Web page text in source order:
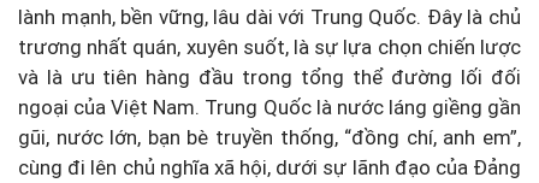
lành mạnh, bền vững, lâu dài với Trung Quốc. Đây là chủ
trương nhất quán, xuyên suốt, là sự lựa chọn chiến lược
và là ưu tiên hàng đầu trong tổng thể đường lối đối
ngoại của Việt Nam. Trung Quốc là nước láng giềng gần
gũi, nước lớn, bạn bè truyền thống, “đồng chí, anh em”,
cùng đi lên chủ nghĩa xã hội, dưới sự lãnh đạo của Đảng